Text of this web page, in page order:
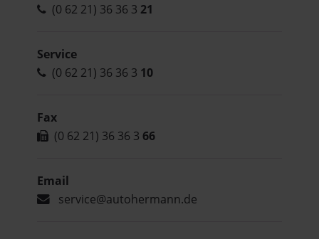
(0 62 21) 36 36 3 21
Service
(0 62 21) 36 36 3 10
Fax
(0 62 21) 36 36 3 66
Email
service@autohermann.de